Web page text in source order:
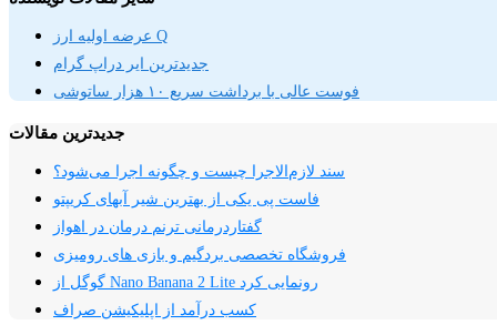
عرضه اولیه ارز Q
جدیدترین ایر دراپ گرام
فوست عالی با برداشت سریع ۱۰ هزار ساتوشی
جدیدترین مقالات
سند لازم‌الاجرا چیست و چگونه اجرا می‌شود؟
فاست پی یکی از بهترین شیر آبهای کریپتو
گفتاردرمانی ترنم درمان در اهواز
فروشگاه تخصصی بردگیم و بازی های رومیزی
گوگل از Nano Banana 2 Lite رونمایی کرد
کسب درآمد از اپلیکیشن صراف